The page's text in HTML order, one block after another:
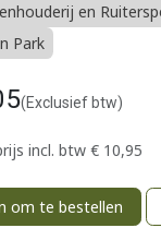
en
Park
(Exclusief btw)
incl. btw € 10,95
om te bestellen